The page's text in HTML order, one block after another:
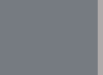
№ 71